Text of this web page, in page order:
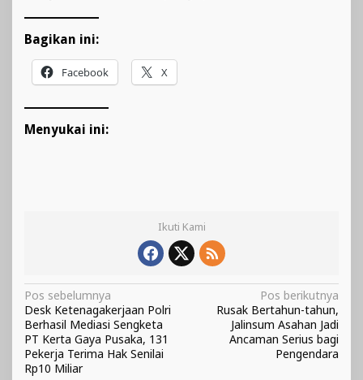
Bagikan ini:
Facebook X
Menyukai ini:
Ikuti Kami
Navigasi
pos
Pos sebelumnya
Desk Ketenagakerjaan Polri
Berhasil Mediasi Sengketa
PT Kerta Gaya Pusaka, 131
Pekerja Terima Hak Senilai
Rp10 Miliar
Pos berikutnya
Rusak Bertahun-tahun,
Jalinsum Asahan Jadi
Ancaman Serius bagi
Pengendara